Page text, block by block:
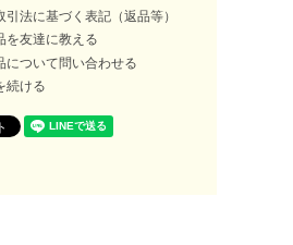
引法に基づく表記（返品等）
を友達に教える
について問い合わせる
続ける